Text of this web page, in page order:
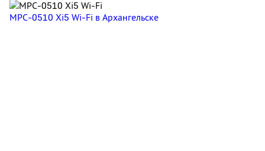
MPC-0510 Xi5 Wi-Fi в Архангельске